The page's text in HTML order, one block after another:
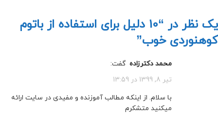
یک نظر در “
10 دلیل برای استفاده از باتوم
کوهنوردی خوب”
محمد دکترزاده گفت:
تیر 8, 1399 در 13:59
با سلام. از اینکه مطالب آموزنده و مفیدی در سایت ارائه
میکنید متشکرم